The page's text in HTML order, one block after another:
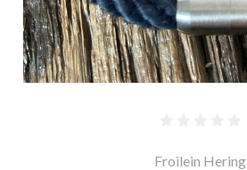
Froilein Hering